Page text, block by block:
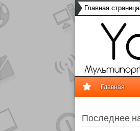
Главная страница
Главная
Последнее